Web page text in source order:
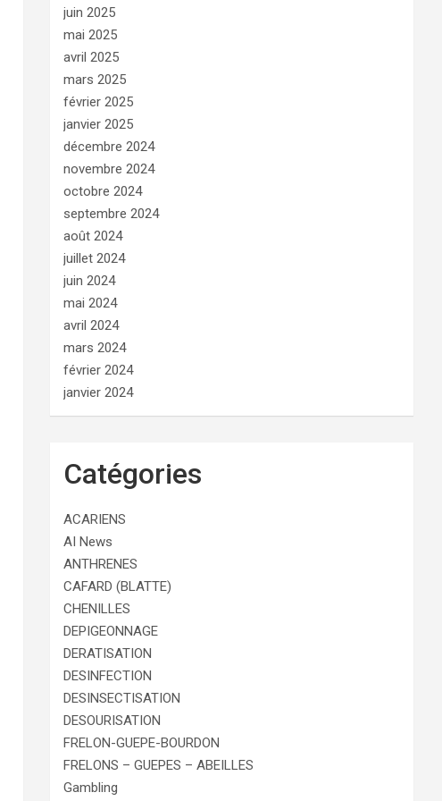
juin 2025
mai 2025
avril 2025
mars 2025
février 2025
janvier 2025
décembre 2024
novembre 2024
octobre 2024
septembre 2024
août 2024
juillet 2024
juin 2024
mai 2024
avril 2024
mars 2024
février 2024
janvier 2024
Catégories
ACARIENS
AI News
ANTHRENES
CAFARD (BLATTE)
CHENILLES
DEPIGEONNAGE
DERATISATION
DESINFECTION
DESINSECTISATION
DESOURISATION
FRELON-GUEPE-BOURDON
FRELONS – GUEPES – ABEILLES
Gambling